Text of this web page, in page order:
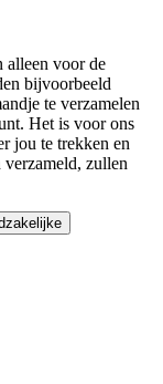
alleen voor de
bijvoorbeeld
te verzamelen
Het is voor ons
jou te trekken en
zullen